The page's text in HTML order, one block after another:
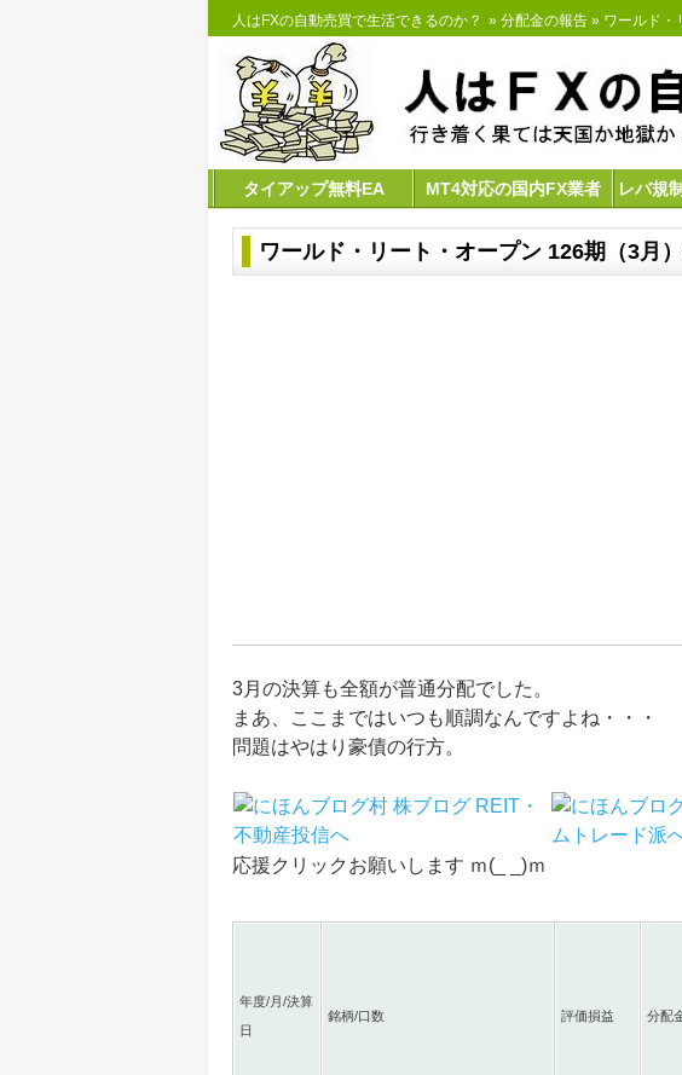
人はFXの自動売買で生活できるのか？ » 分配金の報告 » ワールド・
タイアップ無料EA MT4対応の国内FX業者 レバ規
ワールド・リート・オープン 126期（3月
3月の決算も全額が普通分配でした。
まあ、ここまではいつも順調なんですよね・・・
問題はやはり豪債の行方。
応援クリックお願いします ｍ(_ _)ｍ
年度/月/決算
日
銘柄/口数 評価損益 分配